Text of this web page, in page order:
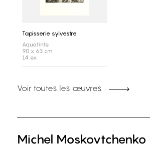
Tapisserie sylvestre
Aquatinte
90 x 63 cm
14 ex.
Voir toutes les œuvres
Michel Moskovtchenko